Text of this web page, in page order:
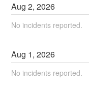
Aug2,2026
No incidents reported.
Aug 1,2026
No incidents reported.